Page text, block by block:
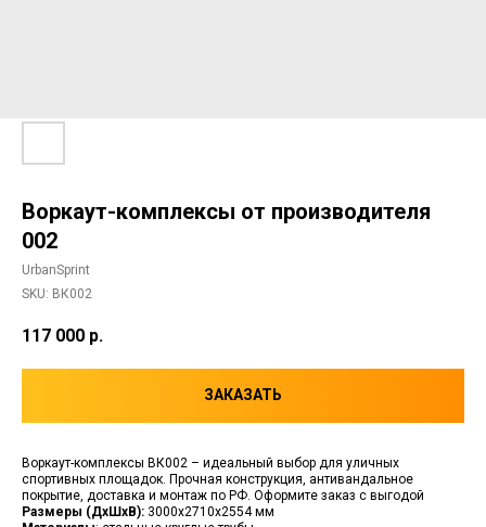
Воркаут-комплексы от производителя
002
UrbanSprint
SKU: ВК002
117 000 р.
ЗАКАЗАТЬ
Воркаут-комплексы ВК002 – идеальный выбор для уличных
спортивных площадок. Прочная конструкция, антивандальное
покрытие, доставка и монтаж по РФ. Оформите заказ с выгодой
Размеры (ДхШхВ): 3000х2710х2554 мм